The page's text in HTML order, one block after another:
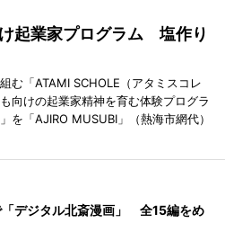
起業家プログラム 塩作り
む「ATAMI SCHOLE（アタミスコレ
向けの起業家精神を育む体験プログラ
を「AJIRO MUSUBI」（熱海市網代）
デジタル北斎漫画」 全15編をめ